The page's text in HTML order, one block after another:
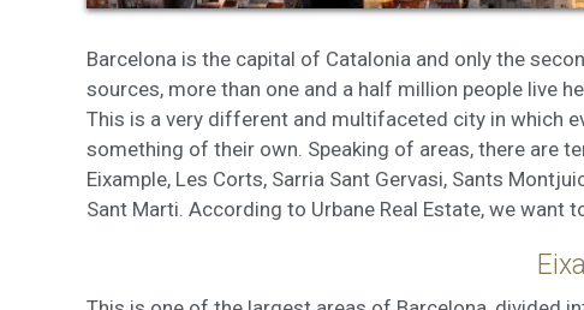
Barcelona is the capital of Catalonia and only the
sources, more than one and a half million people live
This is a very different and multifaceted city in which
something of their own. Speaking of areas, there are
Eixample, Les Corts, Sarria Sant Gervasi, Sants
Sant Marti. According to Urbane Real Estate, we want
Diese
persönlichen
seiner
auf der
anzeigen.